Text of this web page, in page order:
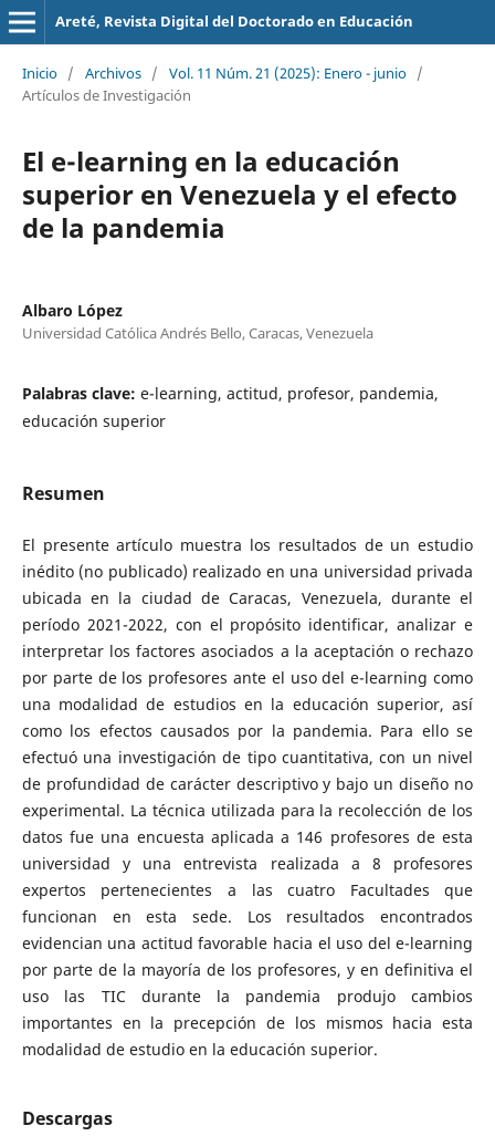
Areté, Revista Digital del Doctorado en Educación
Inicio / Archivos / Vol. 11 Núm. 21 (2025): Enero - junio /
Artículos de Investigación
El e-learning en la educación
superior en Venezuela y el efecto
de la pandemia
Albaro López
Universidad Católica Andrés Bello, Caracas, Venezuela
Palabras clave: e-learning, actitud, profesor, pandemia,
educación superior
Resumen
El presente artículo muestra los resultados de un estudio
inédito (no publicado) realizado en una universidad privada
ubicada en la ciudad de Caracas, Venezuela, durante el
período 2021-2022, con el propósito identificar, analizar e
interpretar los factores asociados a la aceptación o rechazo
por parte de los profesores ante el uso del e-learning como
una modalidad de estudios en la educación superior, así
como los efectos causados por la pandemia. Para ello se
efectuó una investigación de tipo cuantitativa, con un nivel
de profundidad de carácter descriptivo y bajo un diseño no
experimental. La técnica utilizada para la recolección de los
datos fue una encuesta aplicada a 146 profesores de esta
universidad y una entrevista realizada a 8 profesores
expertos pertenecientes a las cuatro Facultades que
funcionan en esta sede. Los resultados encontrados
evidencian una actitud favorable hacia el uso del e-learning
por parte de la mayoría de los profesores, y en definitiva el
uso las TIC durante la pandemia produjo cambios
importantes en la precepción de los mismos hacia esta
modalidad de estudio en la educación superior.
Descargas